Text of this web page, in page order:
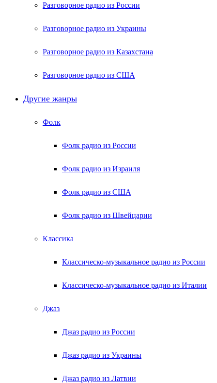
Разговорное радио из России
Разговорное радио из Украины
Разговорное радио из Казахстана
Разговорное радио из США
Другие жанры
Фолк
Фолк радио из России
Фолк радио из Израиля
Фолк радио из США
Фолк радио из Швейцарии
Классика
Классическо-музыкальное радио из России
Классическо-музыкальное радио из Италии
Джаз
Джаз радио из России
Джаз радио из Украины
Джаз радио из Латвии